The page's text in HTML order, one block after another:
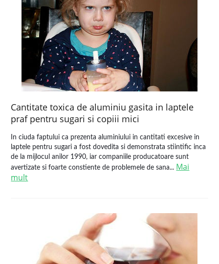
Cantitate toxica de aluminiu gasita in laptele
praf pentru sugari si copiii mici
In ciuda faptului ca prezenta aluminiului in cantitati excesive in
laptele pentru sugari a fost dovedita si demonstrata stiintific inca
de la mijlocul anilor 1990, iar companiile producatoare sunt
avertizate si foarte constiente de problemele de sana... Mai
mult